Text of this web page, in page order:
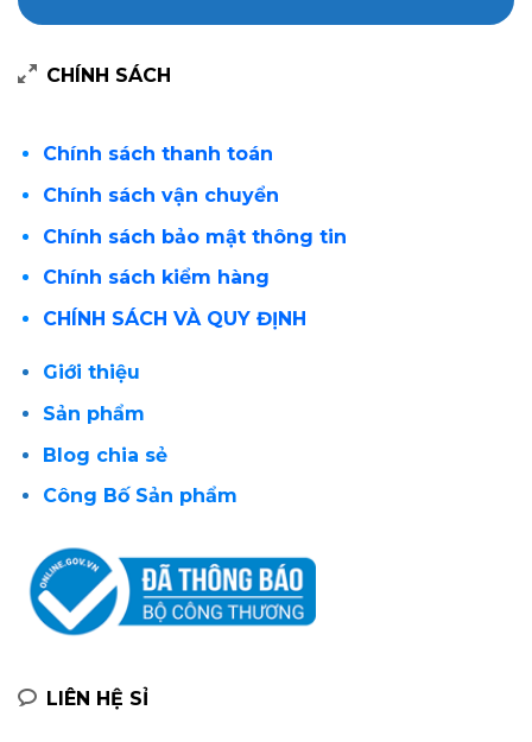
CHÍNH SÁCH
Chính sách thanh toán
Chính sách vận chuyển
Chính sách bảo mật thông tin
Chính sách kiểm hàng
CHÍNH SÁCH VÀ QUY ĐỊNH
Giới thiệu
Sản phẩm
Blog chia sẻ
Công Bố Sản phẩm
LIÊN HỆ SỈ